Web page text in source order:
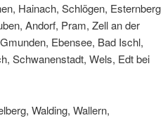
Hainach, Schlögen, Esternberg
Andorf, Pram, Zell an der
Ebensee, Bad Ischl,
Schwanenstadt, Wels, Edt bei
Walding, Wallern,